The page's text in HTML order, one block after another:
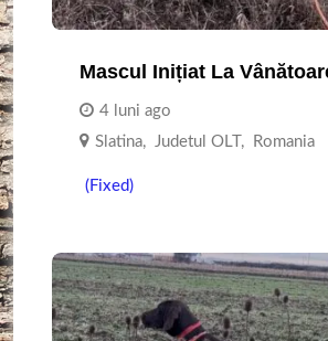
Mascul Inițiat La
4 luni ago
Slatina, Judetul OLT , Romania
(Fixed)